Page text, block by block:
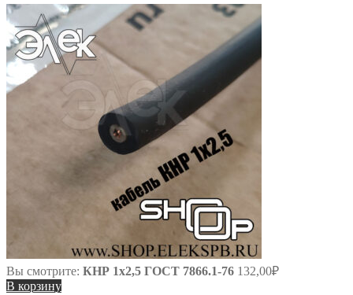
Вы смотрите: КНР 1х2,5 ГОСТ 7866.1-76 132,00₽
В корзину